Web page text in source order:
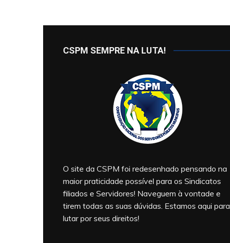
CSPM SEMPRE NA LUTA!
O site da CSPM foi redesenhado pensando na
maior praticidade possível para os Sindicatos
filiados e Servidores! Naveguem à vontade e
tirem todas as suas dúvidas. Estamos aqui para
lutar por seus direitos!